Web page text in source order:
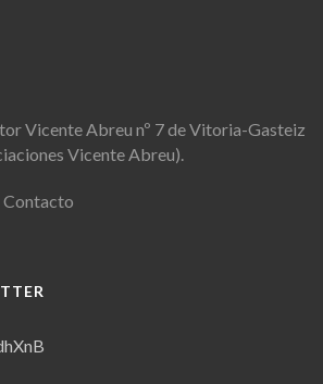
Vicente Abreu nº 7 de Vitoria-Gasteiz
Vicente Abreu).